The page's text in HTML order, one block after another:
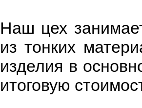
Наш цех
из тонких
изделия в
итоговую